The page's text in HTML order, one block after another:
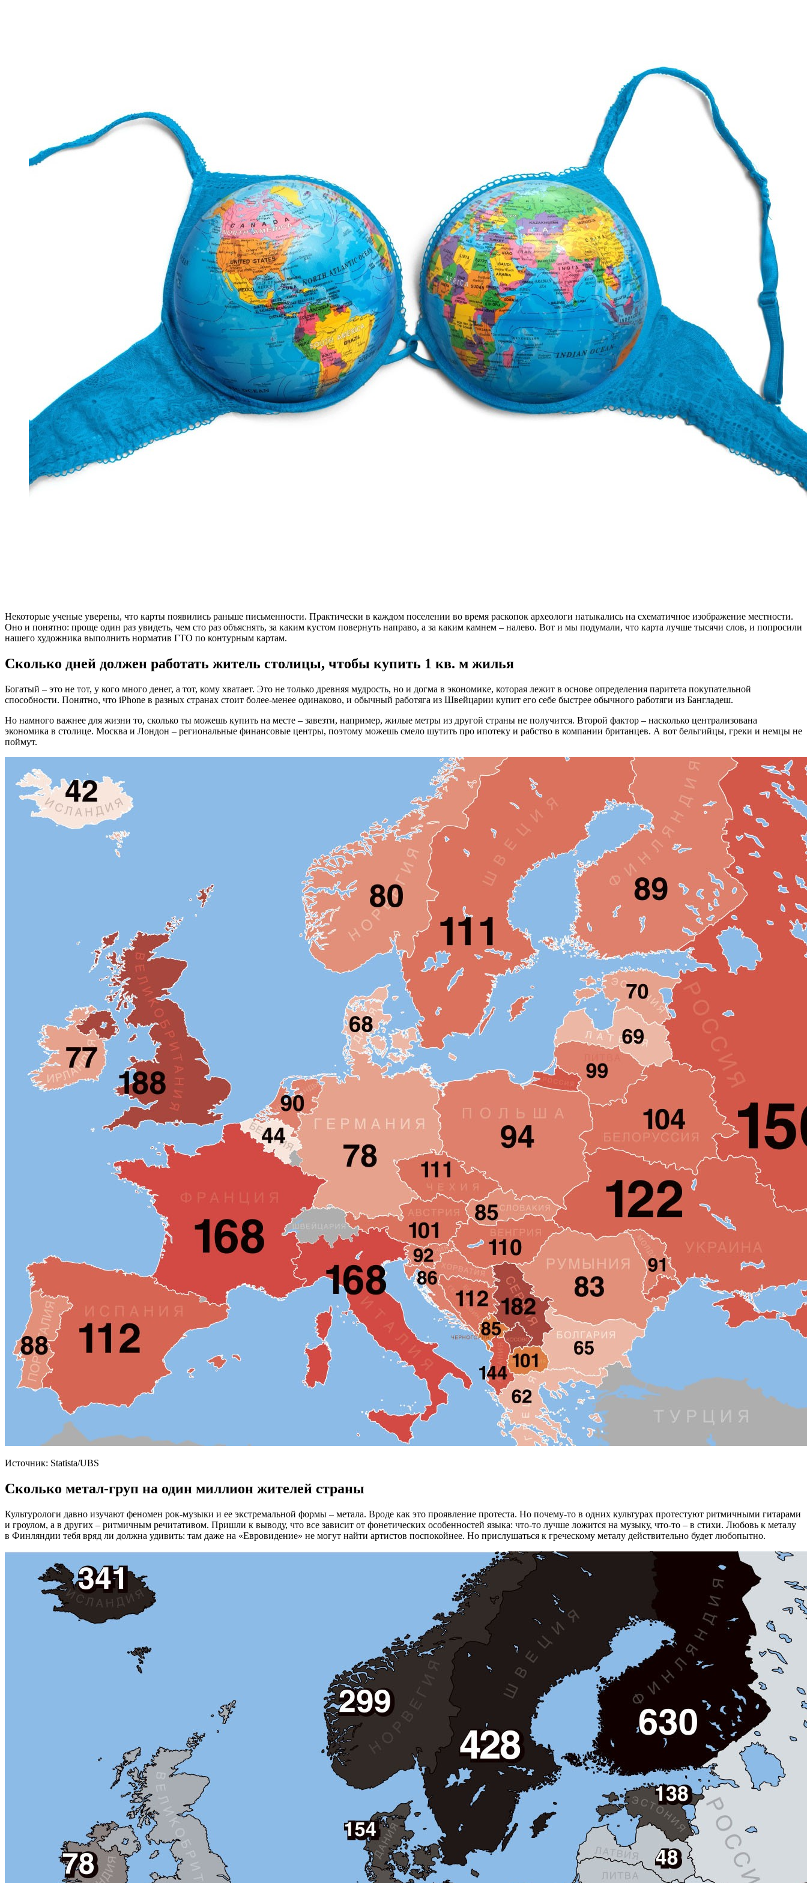
Некоторые ученые уверены, что карты появились раньше письменности. Практически в каждом поселении во время раскопок археологи натыкались на схематичное изображение местности.
Оно и понятно: проще один раз увидеть, чем сто раз объяснять, за каким кустом повернуть направо, а за каким камнем – налево. Вот и мы подумали, что карта лучше тысячи слов, и попросили
нашего художника выполнить норматив ГТО по контурным картам.
Сколько дней должен работать житель столицы, чтобы купить 1 кв. м жилья
Богатый – это не тот, у кого много денег, а тот, кому хватает. Это не только древняя мудрость, но и догма в экономике, которая лежит в основе определения паритета покупательной
способности. Понятно, что iPhone в разных странах стоит более-менее одинаково, и обычный работяга из Швейцарии купит его себе быстрее обычного работяги из Бангладеш.
Но намного важнее для жизни то, сколько ты можешь купить на месте – завезти, например, жилые метры из другой страны не получится. Второй фактор – насколько централизована
экономика в столице. Москва и Лондон – региональные финансовые центры, поэтому можешь смело шутить про ипотеку и рабство в компании британцев. А вот бельгийцы, греки и немцы не
поймут.
Источник: Statista/UBS
Сколько метал-груп на один миллион жителей страны
Культурологи давно изучают феномен рок-музыки и ее экстремальной формы – метала. Вроде как это проявление протеста. Но почему-то в одних культурах протестуют ритмичными гитарами
и гроулом, а в других – ритмичным речитативом. Пришли к выводу, что все зависит от фонетических особенностей языка: что-то лучше ложится на музыку, что-то – в стихи. Любовь к металу
в Финляндии тебя вряд ли должна удивить: там даже на «Евровидение» не могут найти артистов поспокойнее. Но прислушаться к греческому металу действительно будет любопытно.